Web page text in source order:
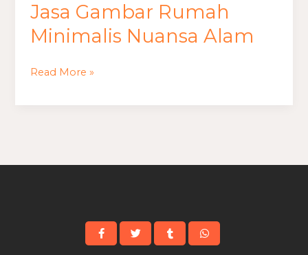
Jasa Gambar Rumah
Minimalis Nuansa Alam
Jasa
Gambar
Rumah
Read More »